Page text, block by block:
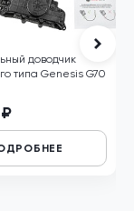
доводчик
типа Genesis G70